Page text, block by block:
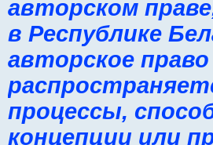
авторском
в Республике
авторское право
процессы,
концепции или